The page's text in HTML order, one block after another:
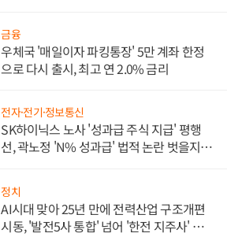
금융
우체국 '매일이자 파킹통장' 5만 계좌 한정
으로 다시 출시, 최고 연 2.0% 금리
전자·전기·정보통신
SK하이닉스 노사 '성과급 주식 지급' 평행
선, 곽노정 'N% 성과급' 법적 논란 벗을지 주
정치
AI시대 맞아 25년 만에 전력산업 구조개편
시동, '발전5사 통합' 넘어 '한전 지주사' 재편